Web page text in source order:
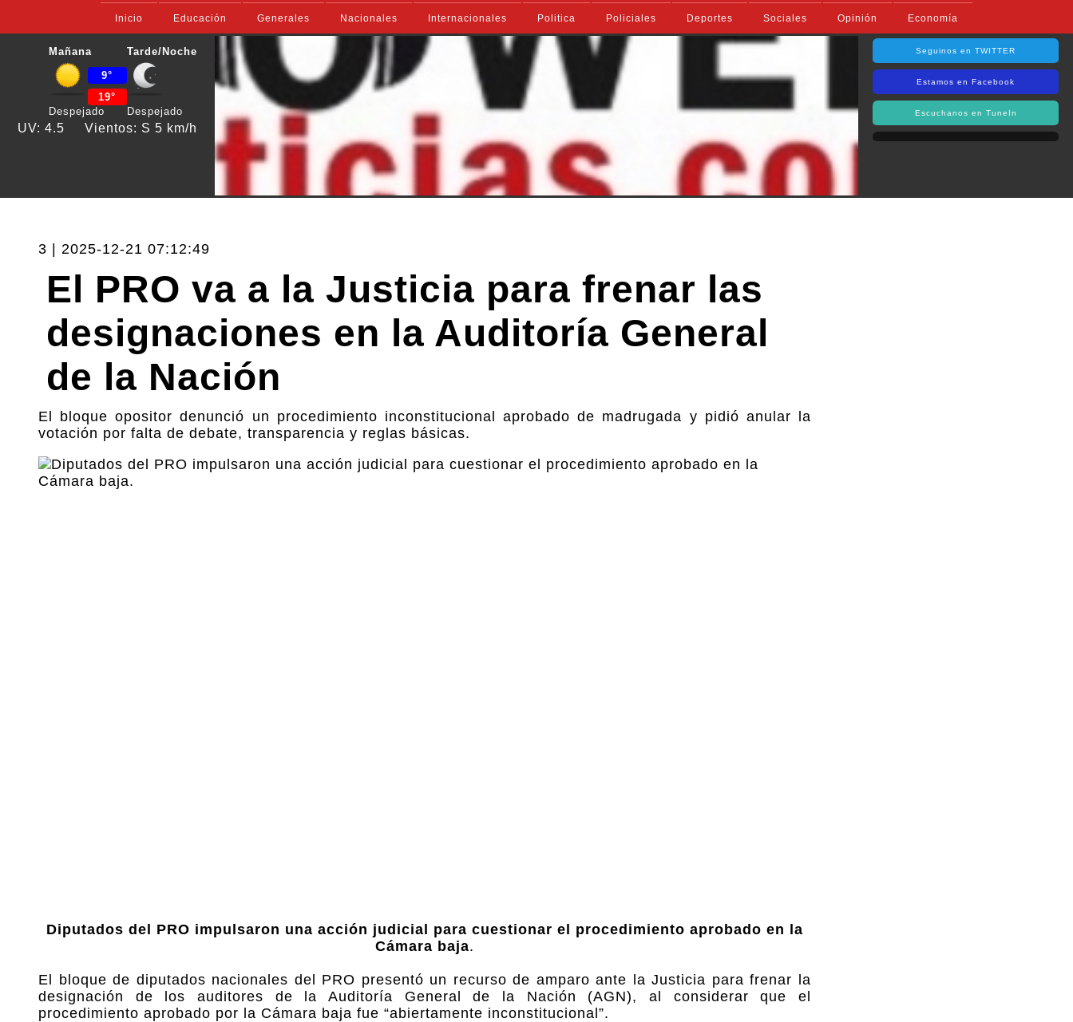
Inicio Educación Generales Nacionales Internacionales Politica Policiales Deportes Sociales Opinión Economía
Mañana
Despejado
9°
19°
Tarde/Noche
Despejado
UV: 4.5 Vientos: S 5 km/h
Seguinos en TWITTER
Estamos en Facebook
Escuchanos en TuneIn
3 | 2025-12-21 07:12:49
El PRO va a la Justicia para frenar las
designaciones en la Auditoría General
de la Nación
El bloque opositor denunció un procedimiento inconstitucional aprobado de madrugada y pidió anular la
votación por falta de debate, transparencia y reglas básicas.
Diputados del PRO impulsaron una acción judicial para cuestionar el procedimiento aprobado en la
Cámara baja.
El bloque de diputados nacionales del PRO presentó un recurso de amparo ante la Justicia para frenar la
designación de los auditores de la Auditoría General de la Nación (AGN), al considerar que el
procedimiento aprobado por la Cámara baja fue “abiertamente inconstitucional”.